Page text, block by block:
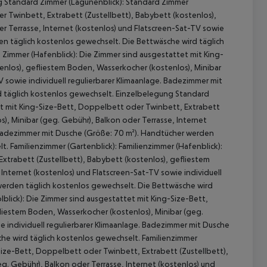
Twinbett, Extrabett (Zustellbett), Babybett (kostenlos),
Terrasse, Internet (kostenlos) und Flatscreen-Sat-TV sowie
täglich kostenlos gewechselt. Die Bettwäsche wird täglich
(Hafenblick): Die Zimmer sind ausgestattet mit King-
gefliestem Boden, Wasserkocher (kostenlos), Minibar
individuell regulierbarer Klimaanlage. Badezimmer mit
kostenlos gewechselt. Einzelbelegung Standard
mit King-Size-Bett, Doppelbett oder Twinbett, Extrabett
Minibar (geg. Gebühr), Balkon oder Terrasse, Internet
mit Dusche (Größe: 70 m²). Handtücher werden
(Gartenblick): Familienzimmer (Hafenblick):
(Zustellbett), Babybett (kostenlos), gefliestem
(kostenlos) und Flatscreen-Sat-TV sowie individuell
täglich kostenlos gewechselt. Die Bettwäsche wird
Die Zimmer sind ausgestattet mit King-Size-Bett,
Boden, Wasserkocher (kostenlos), Minibar (geg.
regulierbarer Klimaanlage. Badezimmer mit Dusche
wird täglich kostenlos gewechselt. Familienzimmer
Bett, Doppelbett oder Twinbett, Extrabett (Zustellbett),
Gebühr), Balkon oder Terrasse, Internet (kostenlos) und